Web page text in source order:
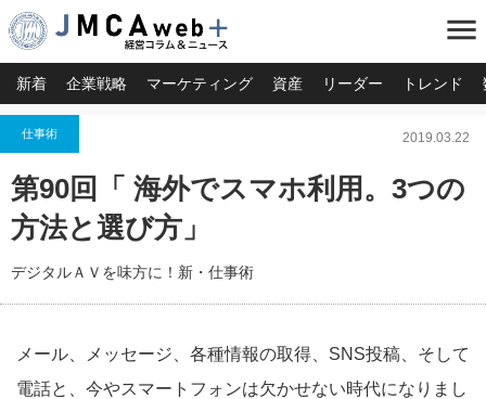
menu
新着 企業戦略 マーケティング 資産 リーダー トレンド
仕事術 2019.03.22
第90回「 海外でスマホ利用。3つの
方法と選び方」
デジタルＡＶを味方に！新・仕事術
メール、メッセージ、各種情報の取得、SNS投稿、そして
電話と、今やスマートフォンは欠かせない時代になりまし